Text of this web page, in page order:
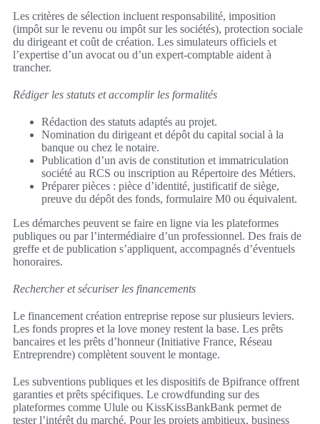
Les critères de sélection incluent responsabilité, imposition
(impôt sur le revenu ou impôt sur les sociétés), protection sociale
du dirigeant et coût de création. Les simulateurs officiels et
l’expertise d’un avocat ou d’un expert-comptable aident à
trancher.
Rédiger les statuts et accomplir les formalités
Rédaction des statuts adaptés au projet.
Nomination du dirigeant et dépôt du capital social à la
banque ou chez le notaire.
Publication d’un avis de constitution et immatriculation
société au RCS ou inscription au Répertoire des Métiers.
Préparer pièces : pièce d’identité, justificatif de siège,
preuve du dépôt des fonds, formulaire M0 ou équivalent.
Les démarches peuvent se faire en ligne via les plateformes
publiques ou par l’intermédiaire d’un professionnel. Des frais de
greffe et de publication s’appliquent, accompagnés d’éventuels
honoraires.
Rechercher et sécuriser les financements
Le financement création entreprise repose sur plusieurs leviers.
Les fonds propres et la love money restent la base. Les prêts
bancaires et les prêts d’honneur (Initiative France, Réseau
Entreprendre) complètent souvent le montage.
Les subventions publiques et les dispositifs de Bpifrance offrent
garanties et prêts spécifiques. Le crowdfunding sur des
plateformes comme Ulule ou KissKissBankBank permet de
tester l’intérêt du marché. Pour les projets ambitieux, business